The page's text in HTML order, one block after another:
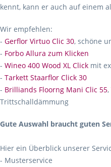
kennt, kann er auch auf einem
Wir empfehlen:
- Gerflor Virtuo Clic 30, schöne
- Forbo Allura zum Klicken
- Wineo 400 Wood XL Click mit
- Tarkett Staarflor Click 30
- Brilliands Floorng Mani Clic 55
Trittschalldämmung
Gute Auswahl braucht guten
Hier ein Überblick unserer
- Musterservice